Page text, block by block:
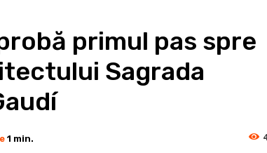
primul pas spre
Sagrada
1 min.